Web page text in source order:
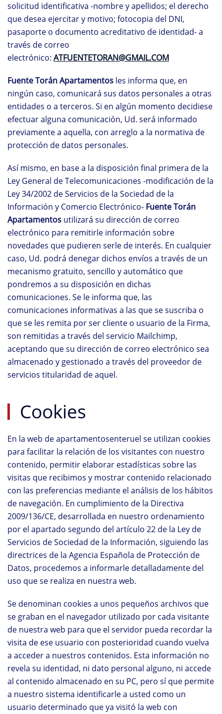
solicitud identificativa -nombre y apellidos; el derecho
que desea ejercitar y motivo; fotocopia del DNI,
pasaporte o documento acreditativo de identidad- a
través de correo
electrónico: ATFUENTETORAN@GMAIL.COM
Fuente Torán Apartamentos les informa que, en
ningún caso, comunicará sus datos personales a otras
entidades o a terceros. Si en algún momento decidiese
efectuar alguna comunicación, Ud. será informado
previamente a aquella, con arreglo a la normativa de
protección de datos personales.
Así mismo, en base a la disposición final primera de la
Ley General de Telecomunicaciones -modificación de la
Ley 34/2002 de Servicios de la Sociedad de la
Información y Comercio Electrónico- Fuente Torán
Apartamentos utilizará su dirección de correo
electrónico para remitirle información sobre
novedades que pudieren serle de interés. En cualquier
caso, Ud. podrá denegar dichos envíos a través de un
mecanismo gratuito, sencillo y automático que
pondremos a su disposición en dichas
comunicaciones. Se le informa que, las
comunicaciones informativas a las que se suscriba o
que se les remita por ser cliente o usuario de la Firma,
son remitidas a través del servicio Mailchimp,
aceptando que su dirección de correo electrónico sea
almacenado y gestionado a través del proveedor de
servicios titularidad de aquel.
Cookies
En la web de apartamentosenteruel se utilizan cookies
para facilitar la relación de los visitantes con nuestro
contenido, permitir elaborar estadísticas sobre las
visitas que recibimos y mostrar contenido relacionado
con las preferencias mediante el análisis de los hábitos
de navegación. En cumplimiento de la Directiva
2009/136/CE, desarrollada en nuestro ordenamiento
por el apartado segundo del artículo 22 de la Ley de
Servicios de Sociedad de la Información, siguiendo las
directrices de la Agencia Española de Protección de
Datos, procedemos a informarle detalladamente del
uso que se realiza en nuestra web.
Se denominan cookies a unos pequeños archivos que
se graban en el navegador utilizado por cada visitante
de nuestra web para que el servidor pueda recordar la
visita de ese usuario con posterioridad cuando vuelva
a acceder a nuestros contenidos. Esta información no
revela su identidad, ni dato personal alguno, ni accede
al contenido almacenado en su PC, pero sí que permite
a nuestro sistema identificarle a usted como un
usuario determinado que ya visitó la web con